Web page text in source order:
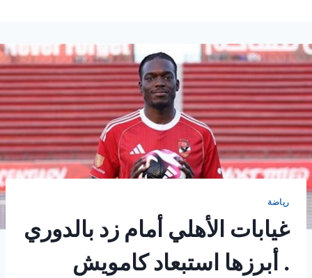
رياضة
غيابات الأهلي أمام زد بالدوري
. أبرزها استبعاد كامويش